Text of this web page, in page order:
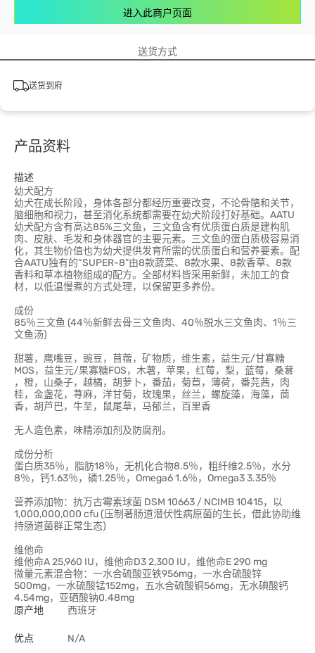
进入此商户页面
送货方式
送货到府
产品资料
描述
幼犬配方
幼犬在成长阶段，身体各部分都经历重要改变，不论骨骼和关节，
脑细胞和视力，甚至消化系统都需要在幼犬阶段打好基础。AATU
幼犬配方含有高达85%三文鱼，三文鱼含有优质蛋白质是建构肌
肉、皮肤、毛发和身体器官的主要元素。三文鱼的蛋白质极容易消
化，其生物价值也为幼犬提供发育所需的优质蛋白和营养要素。配
合AATU独有的“SUPER-8”由8款蔬菜、8款水果、8款香草、8款
香料和草本植物组成的配方。全部材料皆采用新鲜，未加工的食
材，以低温慢煮的方式处理，以保留更多养份。
成份
85％三文鱼 (44％新鲜去骨三文鱼肉、40％脱水三文鱼肉、1％三
文鱼汤)
甜薯，鹰嘴豆，豌豆，苜蓿，矿物质，维生素，益生元/甘寡糖
MOS，益生元/果寡糖FOS，木薯，苹果，红莓，梨，蓝莓，桑葚
，橙，山桑子，越橘，胡萝卜，番茄，菊苣，薄荷，番芫茜，肉
桂，金盏花，荨麻，洋甘菊，玫瑰果，丝兰，螺旋藻，海藻，茴
香，胡芦巴，牛至，鼠尾草，马郁兰，百里香
无人造色素，味精添加剂及防腐剂。
成份分析
蛋白质35％，脂肪18％，无机化合物8.5％，粗纤维2.5％，水分
8％，钙1.63％，磷1.25％，Omega6 1.6％，Omega3 3.35％
营养添加物：抗万古霉素球菌 DSM 10663 / NCIMB 10415，以
1,000,000,000 cfu (压制著肠道潜伏性病原菌的生长，借此协助维
持肠道菌群正常生态)
维他命
维他命A 25,960 IU，维他命D3 2,300 IU，维他命E 290 mg
微量元素混合物：一水合硫酸亚铁956mg，一水合硫酸锌
500mg，一水硫酸锰152mg，五水合硫酸铜56mg，无水碘酸钙
4.54mg，亚硒酸钠0.48mg
原产地
西班牙
优点 N/A